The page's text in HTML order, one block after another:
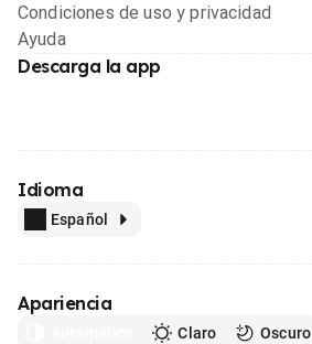
Condiciones de uso y privacidad
Ayuda
Descarga la app
Idioma
Español
Apariencia
Claro Oscuro